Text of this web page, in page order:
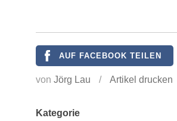
AUF FACEBOOK TEILEN
von Jörg Lau / Artikel drucken
Kategorie